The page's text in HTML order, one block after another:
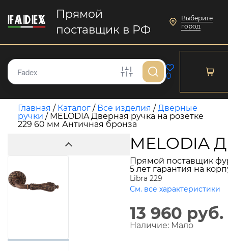
Прямой
поставщик в РФ
Выберите
город
0
Главная / Каталог / Все изделия /Дверные
ручки / MELODIA Дверная ручка на розетке
229 60 мм Античная бронза
MELODIA
Прямой поставщик
5 лет гарантия на
Libra 229
См. все характеристики
13 960 руб.
Наличие: Мало